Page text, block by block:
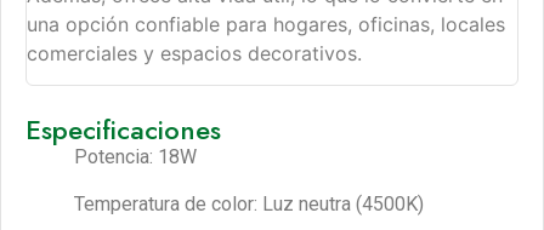
una opción confiable para hogares, oficinas, locales
comerciales y espacios decorativos.
Especificaciones
Potencia: 18W
Temperatura de color: Luz neutra (4500K)